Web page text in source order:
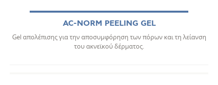
AC-NORM PEELING GEL
Gel απολέπισης για την αποσυμφόρηση των πόρων και τη λείανση
του ακνεϊκού δέρματος.